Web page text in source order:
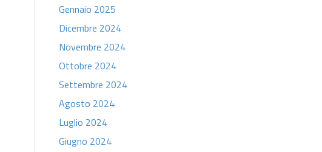
Gennaio 2025
Dicembre 2024
Novembre 2024
Ottobre 2024
Settembre 2024
Agosto 2024
Luglio 2024
Giugno 2024